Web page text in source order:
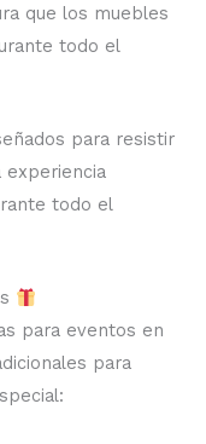
que los muebles
todo el
para resistir
experiencia
todo el
para eventos en
para